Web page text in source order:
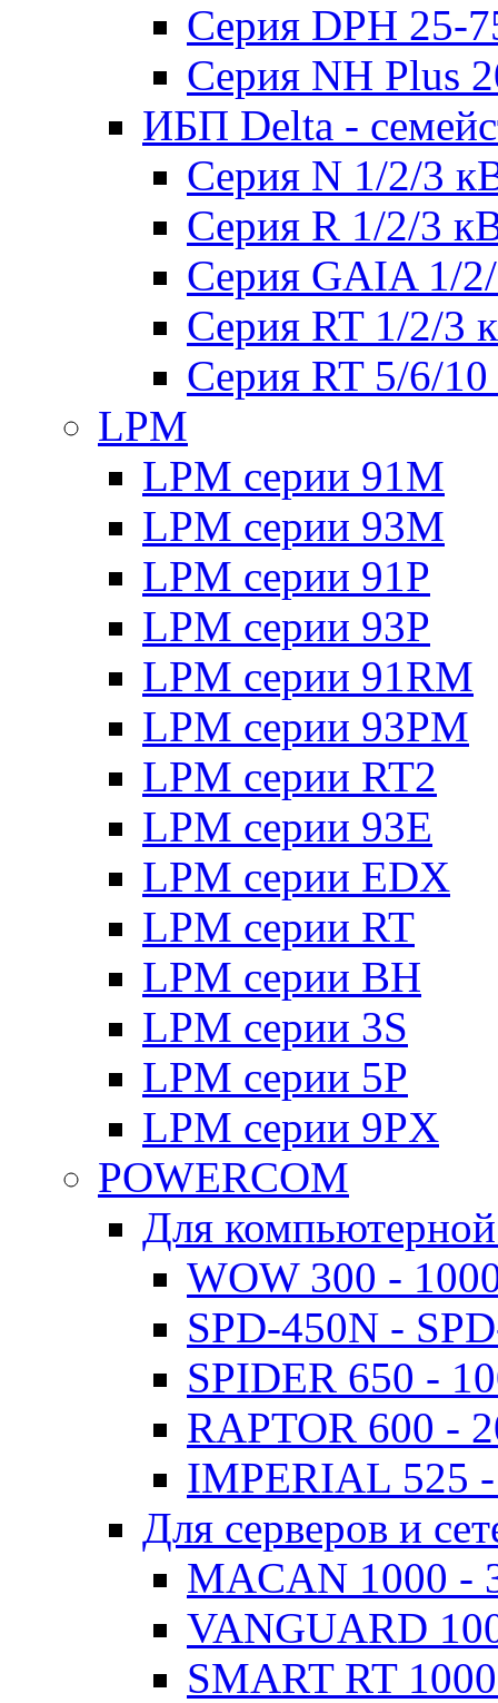
Серия DPH 25-
Серия NH Plus
ИБП Delta -
Серия N 1/2/3
Серия R 1/2/3
Серия GAIA 1/
Серия RT 1/2/3
Серия RT 5/6/
LPM
LPM серии 91M
LPM серии 93M
LPM серии 91P
LPM серии 93P
LPM серии 91RM
LPM серии 93PM
LPM серии RT2
LPM серии 93E
LPM серии EDX
LPM серии RT
LPM серии BH
LPM серии 3S
LPM серии 5P
LPM серии 9PX
POWERCOM
Для
WOW 300 -
SPD-450N -
SPIDER 650 -
RAPTOR 600 -
IMPERIAL 525
Для серверов и
MACAN 1000 -
VANGUARD
SMART RT